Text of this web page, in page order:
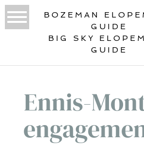
BOZEMAN
GUIDE
BIG SKY
GUIDE
Ennis-